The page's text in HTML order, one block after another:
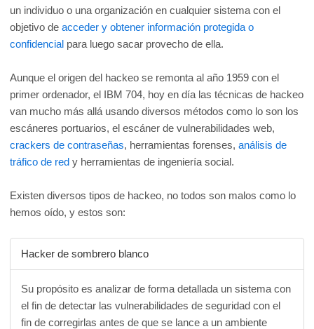
un individuo o una organización en cualquier sistema con el
objetivo de acceder y obtener información protegida o
confidencial para luego sacar provecho de ella.
Aunque el origen del hackeo se remonta al año 1959 con el
primer ordenador, el IBM 704, hoy en día las técnicas de hackeo
van mucho más allá usando diversos métodos como lo son los
escáneres portuarios, el escáner de vulnerabilidades web,
crackers de contraseñas, herramientas forenses, análisis de
tráfico de red y herramientas de ingeniería social.
Existen diversos tipos de hackeo, no todos son malos como lo
hemos oído, y estos son:
Hacker de sombrero blanco
Su propósito es analizar de forma detallada un sistema con
el fin de detectar las vulnerabilidades de seguridad con el
fin de corregirlas antes de que se lance a un ambiente